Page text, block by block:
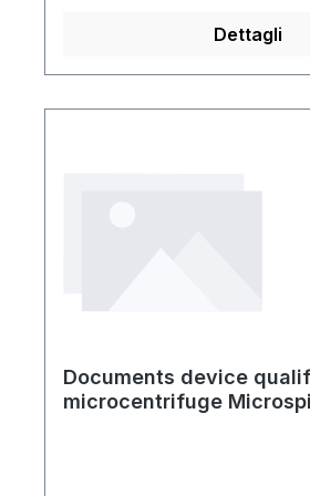
Dettagli
Documents device
microcentrifuge